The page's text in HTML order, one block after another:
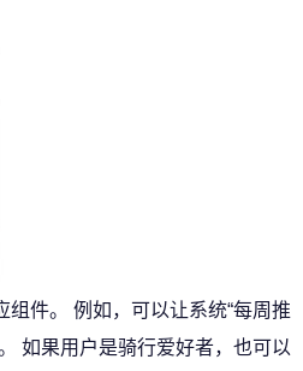
件。 例如，可以让系统“每周推
如果用户是骑行爱好者，也可以